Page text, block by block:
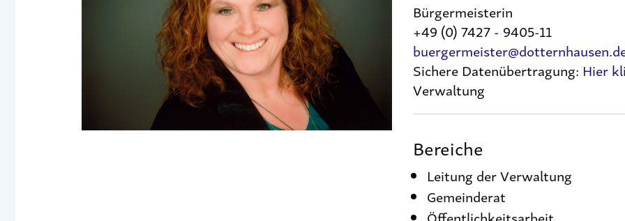
Bürgermeisterin
+49 (0) 7427 - 9405-11
Sichere Datenübertragung: Hier
Verwaltung
Bereiche
Leitung der Verwaltung
Gemeinderat